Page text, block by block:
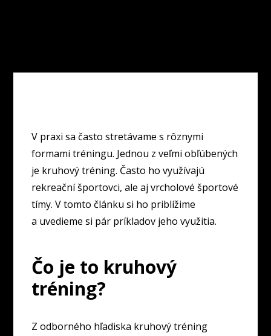
V praxi sa často stretávame s rôznymi
formami tréningu. Jednou z veľmi obľúbených
je kruhový tréning. Často ho využívajú
rekreační športovci, ale aj vrcholové športové
tímy. V tomto článku si ho priblížime
a uvedieme si pár príkladov jeho využitia.
Čo je to kruhový
tréning?
Z odborného hľadiska kruhový tréning